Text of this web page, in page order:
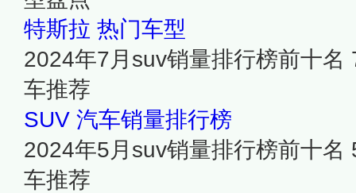
特斯拉 热门车型
2024年7月suv销量排行榜前十名
车推荐
SUV 汽车销量排行榜
2024年5月suv销量排行榜前十名
车推荐